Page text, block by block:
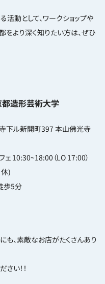
活動として、ワークショップや
をより深く知りたい方は、ぜひ
都造形芸術大学
ル新開町397 本山佛光寺
10:30~18:00（LO 17:00）
)
歩5分
、素敵なお店がたくさんあり
い！！